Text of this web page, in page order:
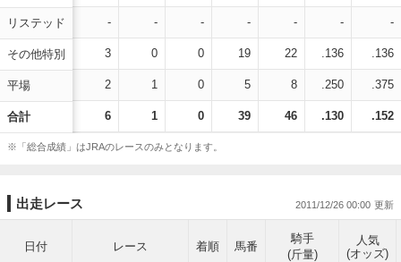
リステッド
その他特別
平場
合計
- - - - - - -
3 0 0 19 22 .136 .136
2 1 0 5 8 .250 .375
6 1 0 39 46 .130 .152
※「総合成績」はJRAのレースのみとなります。
出走レース 2011/12/26 00:00
日付 レース 着順 馬番
騎手
(斤量)
人気
(オッズ)